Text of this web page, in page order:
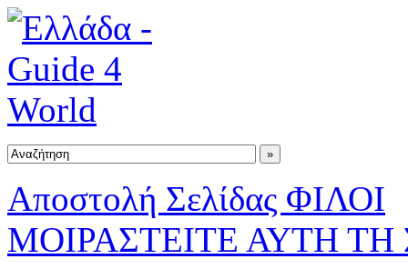
Αποστολή Σελίδας ΦΙΛΟΙ
ΜΟΙΡΑΣΤΕΙΤΕ ΑΥΤΗ ΤΗ